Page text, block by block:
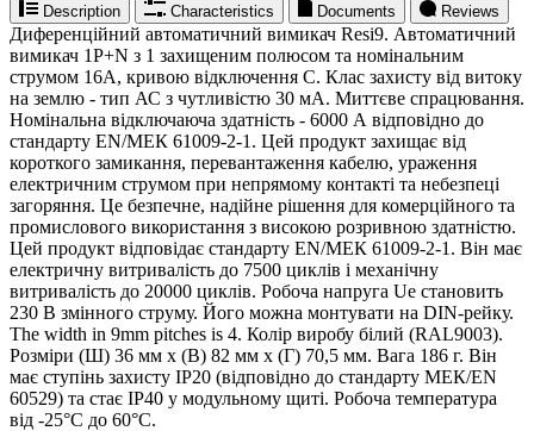
Description Characteristics Documents Reviews
Диференційний автоматичний вимикач Resi9. Автоматичний
вимикач 1P+N з 1 захищеним полюсом та номінальним
струмом 16A, кривою відключення C. Клас захисту від витоку
на землю - тип АС з чутливістю 30 мА. Миттєве спрацювання.
Номінальна відключаюча здатність - 6000 А відповідно до
стандарту EN/МЕК 61009-2-1. Цей продукт захищає від
короткого замикання, перевантаження кабелю, ураження
електричним струмом при непрямому контакті та небезпеці
загоряння. Це безпечне, надійне рішення для комерційного та
промислового використання з високою розривною здатністю.
Цей продукт відповідає стандарту EN/МЕК 61009-2-1. Він має
електричну витривалість до 7500 циклів і механічну
витривалість до 20000 циклів. Робоча напруга Ue становить
230 В змінного струму. Його можна монтувати на DIN-рейку.
The width in 9mm pitches is 4. Колір виробу білий (RAL9003).
Розміри (Ш) 36 мм х (В) 82 мм х (Г) 70,5 мм. Вага 186 г. Він
має ступінь захисту IP20 (відповідно до стандарту МЕК/EN
60529) та стає IP40 у модульному щиті. Робоча температура
від -25°C до 60°C.